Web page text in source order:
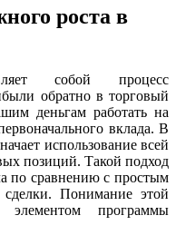
роста в
собой процесс
обратно в торговый
деньгам работать на
вклада. В
использование всей
позиций. Такой подход
по сравнению с простым
Понимание этой
элементом программы